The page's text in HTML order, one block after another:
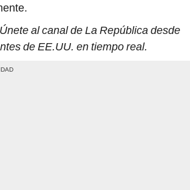
Únete al canal de La República desde
de EE.UU. en tiempo real.